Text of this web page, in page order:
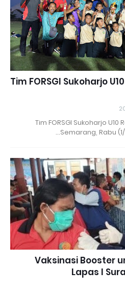
Tim FORSGI Sukoharjo
Tim FORSGI Sukoharjo
Semarang, Rabu (1/
Vaksinasi Booster
Lapas I